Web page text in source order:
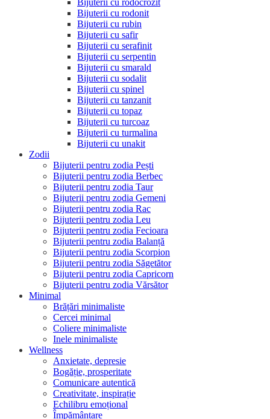
Bijuterii cu rodocrozit
Bijuterii cu rodonit
Bijuterii cu rubin
Bijuterii cu safir
Bijuterii cu serafinit
Bijuterii cu serpentin
Bijuterii cu smarald
Bijuterii cu sodalit
Bijuterii cu spinel
Bijuterii cu tanzanit
Bijuterii cu topaz
Bijuterii cu turcoaz
Bijuterii cu turmalina
Bijuterii cu unakit
Zodii
Bijuterii pentru zodia Pești
Bijuterii pentru zodia Berbec
Bijuterii pentru zodia Taur
Bijuterii pentru zodia Gemeni
Bijuterii pentru zodia Rac
Bijuterii pentru zodia Leu
Bijuterii pentru zodia Fecioara
Bijuterii pentru zodia Balanță
Bijuterii pentru zodia Scorpion
Bijuterii pentru zodia Săgetător
Bijuterii pentru zodia Capricorn
Bijuterii pentru zodia Vărsător
Minimal
Brățări minimaliste
Cercei minimal
Coliere minimaliste
Inele minimaliste
Wellness
Anxietate, depresie
Bogăție, prosperitate
Comunicare autentică
Creativitate, inspirație
Echilibru emoțional
Împământare